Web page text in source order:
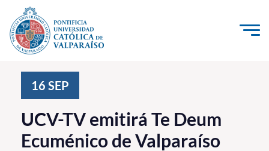
Click acá para ir directamente al contenido
Investigación, Creación e Innovación
PUCV Internacional
Vinculación con el Medio
16 SEP
UCV-TV emitirá Te Deum
Ecuménico de Valparaíso